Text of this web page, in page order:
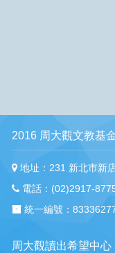
2016 周大觀文教基
地址：231 新北市新
電話：(02)2917-
統一編號：
周大觀讀出希望中心